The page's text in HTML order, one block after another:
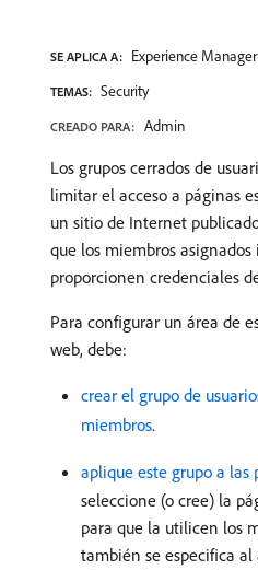
SE APLICA A: Experience Manager
TEMAS: Security
CREADO PARA: Admin
Los grupos cerrados de
limitar el acceso a páginas
un sitio de Internet
que los miembros
proporcionen credenciales
Para configurar un área de
web, debe:
crear el grupo de
miembros.
aplique este grupo a las
seleccione (o cree) la
para que la utilicen los
también se especifica al